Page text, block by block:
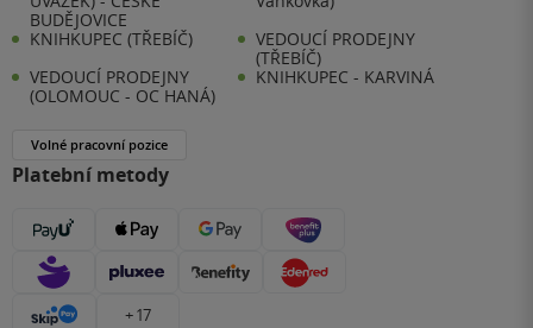
BUDĚJOVICE
KNIHKUPEC (TŘEBÍČ)
VEDOUCÍ PRODEJNY
(TŘEBÍČ)
VEDOUCÍ PRODEJNY
(OLOMOUC - OC HANÁ)
KNIHKUPEC - KARVINÁ
Volné pracovní pozice
Platební metody
+ 17